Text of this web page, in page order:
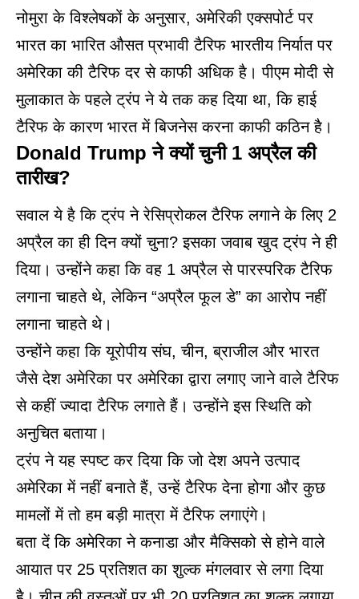
नोमुरा के विश्लेषकों के अनुसार, अमेरिकी एक्सपोर्ट पर
भारत का भारित औसत प्रभावी टैरिफ भारतीय निर्यात पर
अमेरिका की टैरिफ दर से काफी अधिक है। पीएम मोदी से
मुलाकात के पहले ट्रंप ने ये तक कह दिया था, कि हाई
टैरिफ के कारण भारत में बिजनेस करना काफी कठिन है।
Donald Trump ने क्यों चुनी 1 अप्रैल की
तारीख?
सवाल ये है कि ट्रंप ने रेसिप्रोकल टैरिफ लगाने के लिए 2
अप्रैल का ही दिन क्यों चुना? इसका जवाब खुद ट्रंप ने ही
दिया। उन्होंने कहा कि वह 1 अप्रैल से पारस्परिक टैरिफ
लगाना चाहते थे, लेकिन “अप्रैल फूल डे” का आरोप नहीं
लगाना चाहते थे।
उन्होंने कहा कि यूरोपीय संघ, चीन, ब्राजील और भारत
जैसे देश अमेरिका पर अमेरिका द्वारा लगाए जाने वाले टैरिफ
से कहीं ज्यादा टैरिफ लगाते हैं। उन्होंने इस स्थिति को
अनुचित बताया।
ट्रंप ने यह स्पष्ट कर दिया कि जो देश अपने उत्पाद
अमेरिका में नहीं बनाते हैं, उन्हें टैरिफ देना होगा और कुछ
मामलों में तो हम बड़ी मात्रा में टैरिफ लगाएंगे।
बता दें कि अमेरिका ने कनाडा और मैक्सिको से होने वाले
आयात पर 25 प्रतिशत का शुल्क मंगलवार से लगा दिया